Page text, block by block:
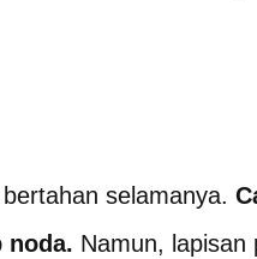
selamanya.
noda. Namun, lapisan